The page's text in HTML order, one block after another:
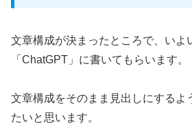
文章構成が決まったところで、いよ
「ChatGPT」に書いてもらいます。
文章構成をそのまま見出しにするよ
たいと思います。